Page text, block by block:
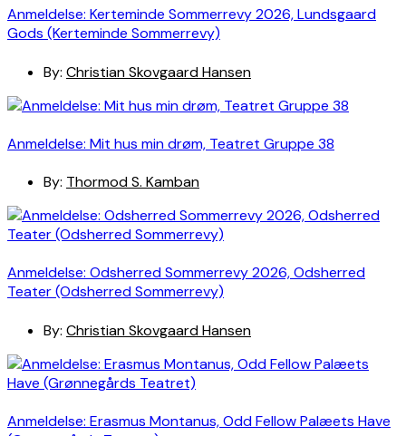
Anmeldelse: Kerteminde Sommerrevy 2026, Lundsgaard
Gods (Kerteminde Sommerrevy)
By: Christian Skovgaard Hansen
Anmeldelse: Mit hus min drøm, Teatret Gruppe 38
By: Thormod S. Kamban
Anmeldelse: Odsherred Sommerrevy 2026, Odsherred
Teater (Odsherred Sommerrevy)
By: Christian Skovgaard Hansen
Anmeldelse: Erasmus Montanus, Odd Fellow Palæets Have